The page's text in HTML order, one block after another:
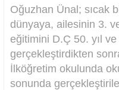
Oğuzhan Ünal; sıcak
dünyaya, ailesinin 3.
eğitimini D.Ç 50. yıl
gerçekleştirdikten
İlköğretim okulunda
sonunda